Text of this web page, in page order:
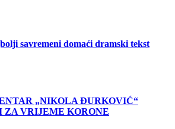
savremeni domaći dramski tekst
„NIKOLA ĐURKOVIĆ“
ZA VRIJEME KORONE